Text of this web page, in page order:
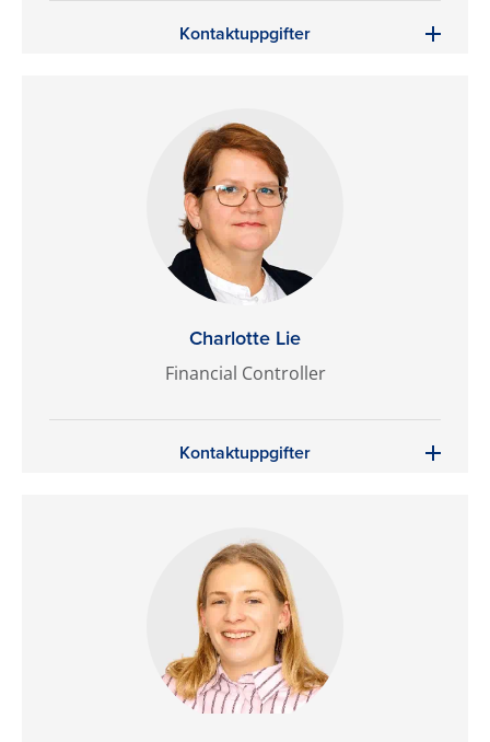
Kontaktuppgifter
Charlotte Lie
Financial Controller
Kontaktuppgifter